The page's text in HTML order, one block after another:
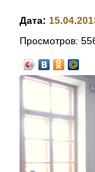
Дата:
Просмотров: